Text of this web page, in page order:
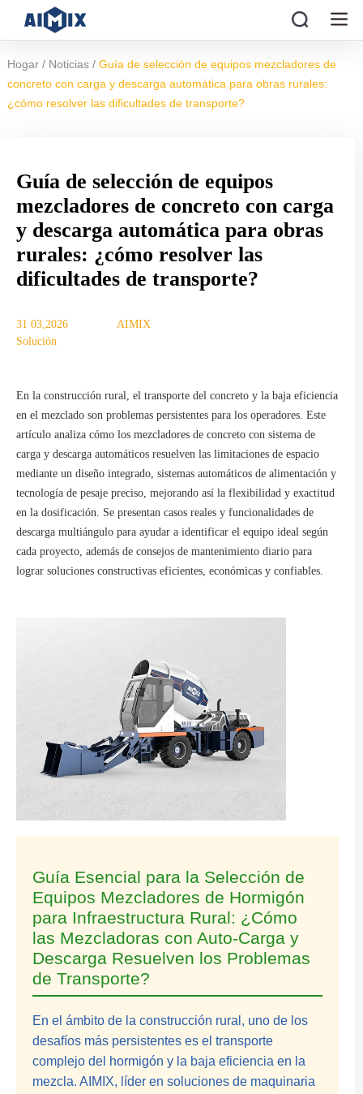
Hogar / Noticias / Guía de selección de equipos mezcladores de
concreto con carga y descarga automática para obras rurales:
¿cómo resolver las dificultades de transporte?
Guía de selección de equipos
mezcladores de concreto con carga
y descarga automática para obras
rurales: ¿cómo resolver las
dificultades de transporte?
31 03,2026
AIMIX
Solución
En la construcción rural, el transporte del concreto y la baja eficiencia
en el mezclado son problemas persistentes para los operadores. Este
artículo analiza cómo los mezcladores de concreto con sistema de
carga y descarga automáticos resuelven las limitaciones de espacio
mediante un diseño integrado, sistemas automáticos de alimentación y
tecnología de pesaje preciso, mejorando así la flexibilidad y exactitud
en la dosificación. Se presentan casos reales y funcionalidades de
descarga multiángulo para ayudar a identificar el equipo ideal según
cada proyecto, además de consejos de mantenimiento diario para
lograr soluciones constructivas eficientes, económicas y confiables.
Guía Esencial para la Selección de
Equipos Mezcladores de Hormigón
para Infraestructura Rural: ¿Cómo
las Mezcladoras con Auto-Carga y
Descarga Resuelven los Problemas
de Transporte?
En el ámbito de la construcción rural, uno de los
desafíos más persistentes es el transporte
complejo del hormigón y la baja eficiencia en la
mezcla. AIMIX, líder en soluciones de maquinaria